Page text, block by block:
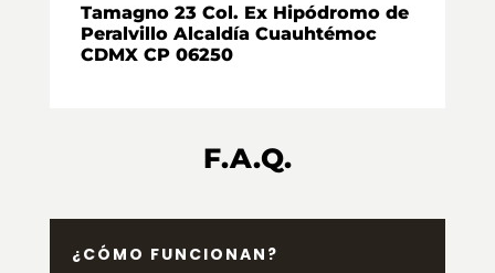
Tamagno 23 Col. Ex Hipódromo de
Peralvillo Alcaldía Cuauhtémoc
CDMX CP 06250
F.A.Q.
¿CÓMO FUNCIONAN?